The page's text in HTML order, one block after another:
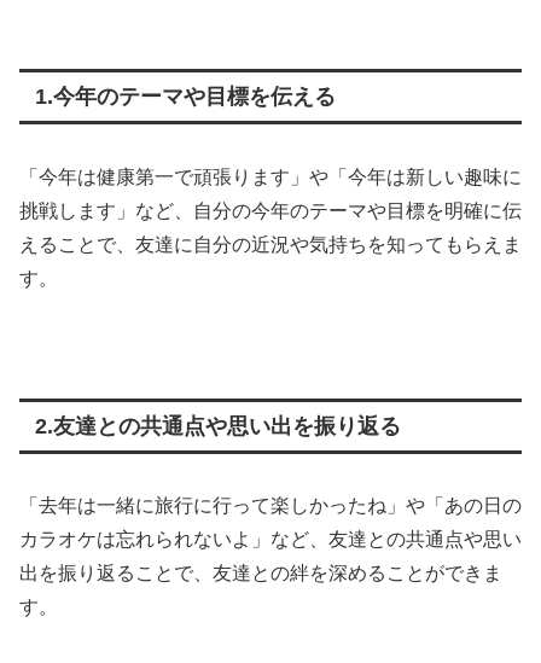
1.今年のテーマや目標を伝える
「今年は健康第一で頑張ります」や「今年は新しい趣味に
挑戦します」など、自分の今年のテーマや目標を明確に伝
えることで、友達に自分の近況や気持ちを知ってもらえま
す。
2.友達との共通点や思い出を振り返る
「去年は一緒に旅行に行って楽しかったね」や「あの日の
カラオケは忘れられないよ」など、友達との共通点や思い
出を振り返ることで、友達との絆を深めることができま
す。